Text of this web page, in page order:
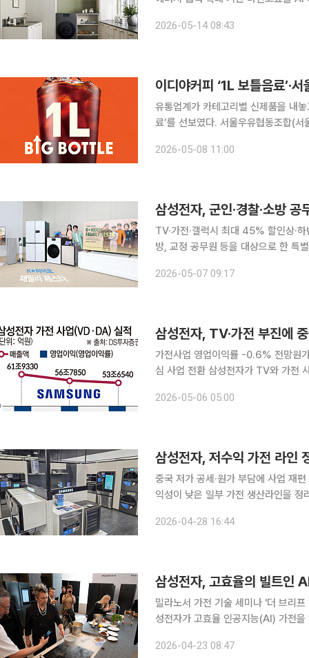
지능(AI) 기반 고효율 가전을 앞세워
2026-05-14 08:43
이디야커피 ‘1L 보틀음료’‧
유통업계가 카테고리별 신제품을 내
료’를 선보였다. 서울우유협동조합(
애경산업 스웨이는 편의성을 높인 ‘식
2026-05-08 11:00
삼성전자, 군인·경찰·소방
TV·가전·갤럭시 최대 45% 할인상·하반기 연 2회 확대 운영
방, 교정 공무원 등을 대상으로 한 특
2026-05-07 09:17
삼성전자, TV·가전 부진에
가전사업 영업이익률 -0.6% 전망원
심 사업 전환 삼성전자가 TV와 가전 사업이 수익성 급락과 중국 업체 공세가 겹치며 사업부 수장을
삼성전자 가전 사업(VD·DA)의 영업
2026-05-06 05:00
삼성전자, 저수익 가전 라인
중국 저가 공세·원가 부담에 사업 재편 착수
익성이 낮은 일부 가전 생산라인을
가 상승 압박이 겹치자 ‘선택과 집중’
2026-04-28 16:44
삼성전자, 고효율의 빌트인
밀라노서 가전 기술 세미나 '더 브리
성전자가 고효율 인공지능(AI) 가전
전자는 21일(현지시간) 이탈리아 밀
2026-04-23 08:47